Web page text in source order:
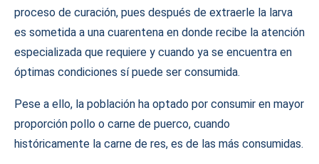
proceso de curación, pues después de extraerle la larva
es sometida a una cuarentena en donde recibe la atención
especializada que requiere y cuando ya se encuentra en
óptimas condiciones sí puede ser consumida.
Pese a ello, la población ha optado por consumir en mayor
proporción pollo o carne de puerco, cuando
históricamente la carne de res, es de las más consumidas.